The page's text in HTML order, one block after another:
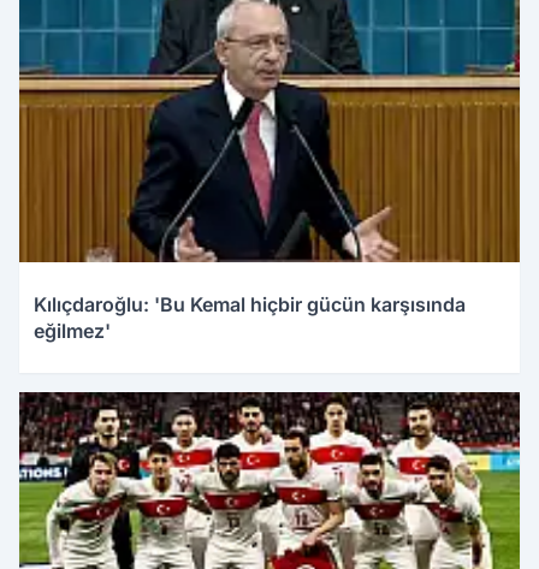
Kılıçdaroğlu: 'Bu Kemal hiçbir gücün karşısında
eğilmez'